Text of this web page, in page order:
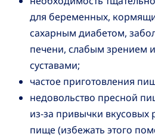
для беременных,
сахарным диабетом,
печени, слабым зрением
суставами;
частое приготовления
недовольство пресной
из-за привычки вкусовых
пище (избежать этого